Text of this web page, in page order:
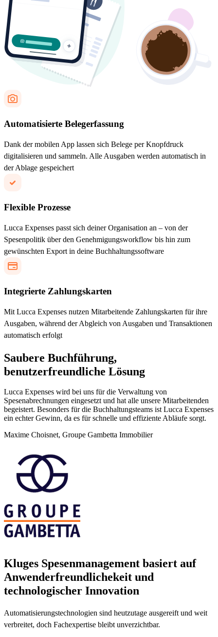
Automatisierte Belegerfassung
Dank der mobilen App lassen sich Belege per Knopfdruck
digitalisieren und sammeln. Alle Ausgaben werden automatisch in
der Ablage gespeichert
Flexible Prozesse
Lucca Expenses passt sich deiner Organisation an – von der
Spesenpolitik über den Genehmigungsworkflow bis hin zum
gewünschten Export in deine Buchhaltungssoftware
Integrierte Zahlungskarten
Mit Lucca Expenses nutzen Mitarbeitende Zahlungskarten für ihre
Ausgaben, während der Abgleich von Ausgaben und Transaktionen
automatisch erfolgt
Saubere Buchführung,
benutzerfreundliche Lösung
Lucca Expenses wird bei uns für die Verwaltung von
Spesenabrechnungen eingesetzt und hat alle unsere Mitarbeitenden
begeistert. Besonders für die Buchhaltungsteams ist Lucca Expenses
ein echter Gewinn, da es für schnelle und effiziente Abläufe sorgt.
Maxime Choisnet, Groupe Gambetta Immobilier
Kluges Spesenmanagement basiert auf
Anwenderfreundlichekeit und
technologischer Innovation
Automatisierungstechnologien sind heutzutage ausgereift und weit
verbreitet, doch Fachexpertise bleibt unverzichtbar.